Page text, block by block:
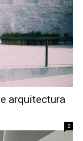
arquitectura
0